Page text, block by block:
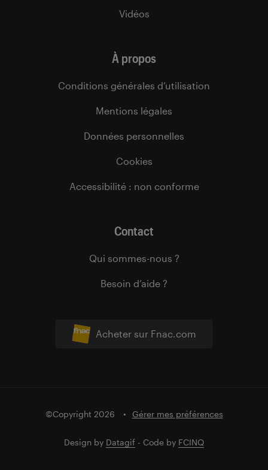
Acheter sur Fnac.com
Vidéos
À propos
Conditions générales d’utilisation
Mentions légales
Données personnelles
Cookies
Accessibilité : non conforme
Contact
Qui sommes-nous ?
Besoin d’aide ?
©Copyright 2026 Gérer mes préférences
Design by Datagif - Code by FCINQ